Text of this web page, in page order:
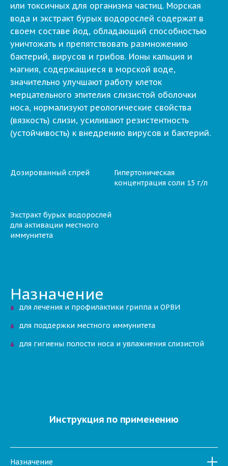
или токсичных для организма частиц. Морская
вода и экстракт бурых водорослей содержат в
своем составе йод, обладающий способностью
уничтожать и препятствовать размножению
бактерий, вирусов и грибов. Ионы кальция и
магния, содержащиеся в морской воде,
значительно улучшают работу клеток
мерцательного эпителия слизистой оболочки
носа, нормализуют реологические свойства
(вязкость) слизи, усиливают резистентность
(устойчивость) к внедрению вирусов и бактерий.
Дозированный спрей
Гипертоническая
концентрация соли 15 г/л
Экстракт бурых водорослей
для активации местного
иммунитета
Назначение
для лечения и профилактики гриппа и ОРВИ
для поддержки местного иммунитета
для гигиены полости носа и увлажнения слизистой
Инструкция по применению
Назначение